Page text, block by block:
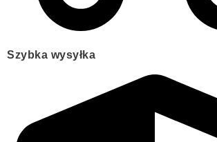
Szybka wysyłka